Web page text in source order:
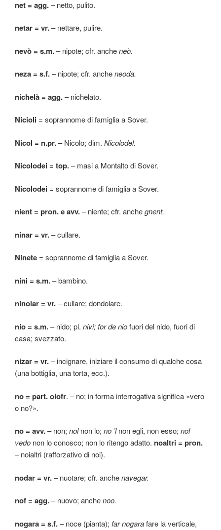
net = agg.– netto, pulito.
netar = vr.– nettare, pulire.
nevò = s.m.– nipote; cfr. ancheneò.
neza = s.f.– nipote; cfr. ancheneoda.
nichelà = agg.– nichelato.
Nicioli = soprannome di famiglia a Sover.
Nicol = n.pr.– Nicolo; dim. Nicolodel.
Nicolodei = top.– masi a Montalto di Sover.
Nicolodei = soprannome di famiglia a Sover.
nient = pron.e avv.– niente; cfr. anchegnent.
ninar = vr.– cullare.
Ninete = soprannome di famiglia a Sover.
nini = s.m.– bambino.
ninolar = vr.– cullare; dondolare.
nio = s.m.– nido; pl. nivi; for de niofuori del nido, fuori di
casa; svezzato.
nizar = vr.– incignare, iniziare il consumo di qualche cosa
(una bottiglia, una torta, ecc.).
no = part.olofr. – no; in forma interrogativa significa «vero
o no?».
no = avv.– non; nolnon lo; no ’lnon egli, non esso; nol
vedo non lo conosco; non lo ritengo adatto. noaltri = pron.
– noialtri (rafforzativo di noi).
nodar = vr.– nuotare; cfr. anchenavegar.
nof = agg.– nuovo; anchenoo.
nogara = s.f.– noce (pianta); far nogarafare la verticale,